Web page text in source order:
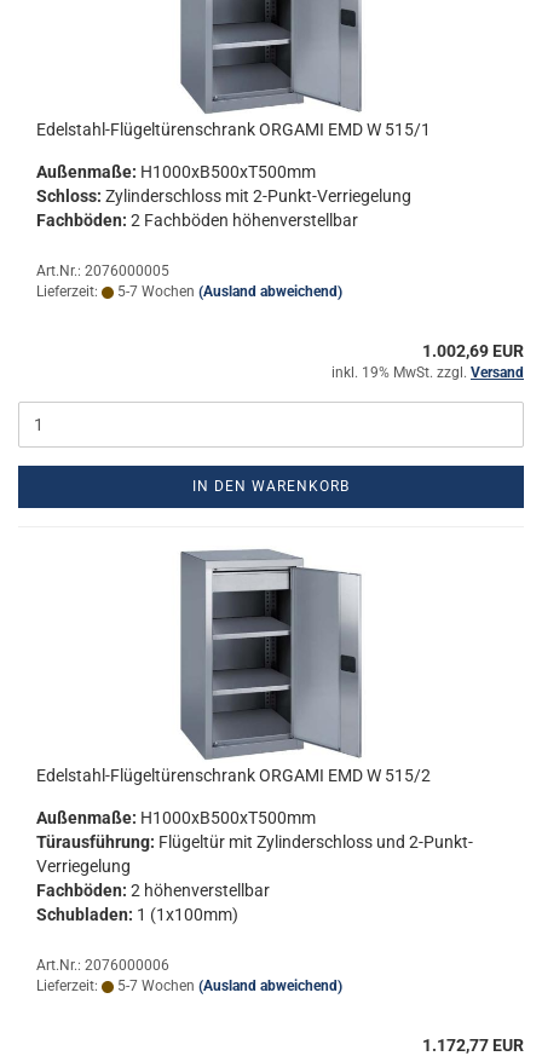
Edelstahl-​​Flü­gel­tü­ren­schrank OR­GA­MI EMD W 515/1
Au­ßen­ma­ße: H1000xB500xT500mm
Schloss: Zy­lin­der­schloss mit 2-​Punkt-Verriegelung
Fach­bö­den: 2 Fach­bö­den hö­hen­ver­stell­bar
Art.Nr.: 2076000005
Lieferzeit:
5-7 Wochen (Ausland abweichend)
1.002,69 EUR
inkl. 19% MwSt. zzgl. Versand
IN DEN WARENKORB
Edelstahl-​​Flü­gel­tü­ren­schrank OR­GA­MI EMD W 515/2
Au­ßen­ma­ße: H1000xB500xT500mm
Tür­aus­füh­rung: Flü­gel­tür mit Zy­lin­der­schloss und 2-​Punkt-
Verriegelung
Fach­bö­den: 2 hö­hen­ver­stell­bar
Schub­la­den: 1 (1x100mm)
Art.Nr.: 2076000006
Lieferzeit:
5-7 Wochen (Ausland abweichend)
1.172,77 EUR